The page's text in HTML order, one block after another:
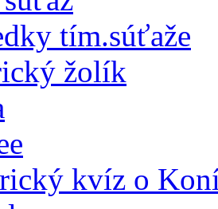
tím.súťaže
žolík
kvíz o